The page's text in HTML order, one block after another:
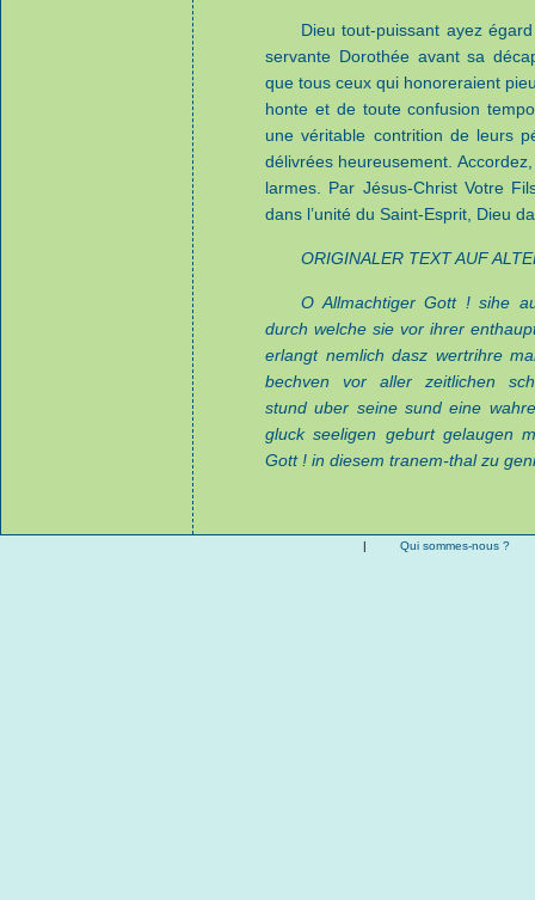
Dieu tout-puissant ayez
servante Dorothée avant sa
que tous ceux qui honoreraient
honte et de toute confusion
une véritable contrition de leurs
délivrées heureusement.
larmes. Par Jésus-Christ Votre
dans l’unité du Saint-Esprit, Dieu
ORIGINALER TEXT AUF
O Allmachtiger Gott ! sihe
durch welche sie vor ihrer
erlangt nemlich dasz wertrihre
bechven vor aller zeitlichen
stund uber seine sund eine
gluck seeligen geburt gelaugen
Gott ! in diesem tranem-thal zu
| Qui sommes-nous ?